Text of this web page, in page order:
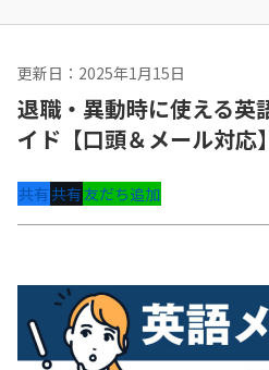
更新日：2025年1月15日
退職・異動時に使える英
イド【口頭＆メール対応】
共有共有友だち追加